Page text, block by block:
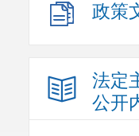
政策
法定
公开